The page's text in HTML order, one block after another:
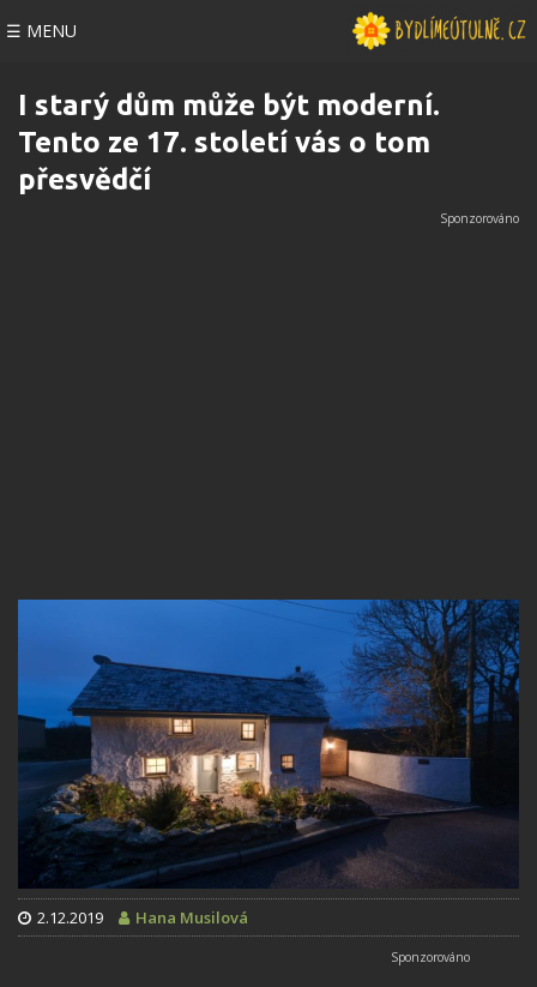
☰ MENU
I starý dům může být moderní.
Tento ze 17. století vás o tom
přesvědčí
2.12.2019 Hana Musilová